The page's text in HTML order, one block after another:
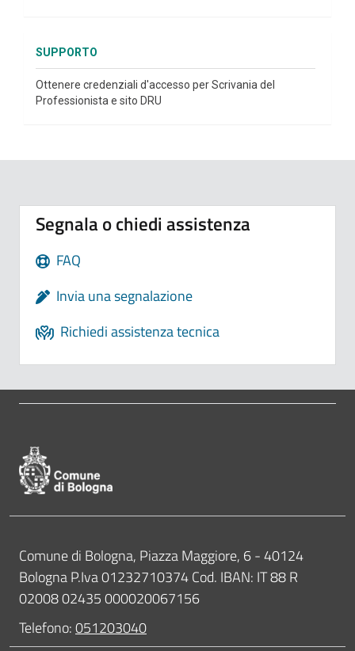
SUPPORTO
Ottenere credenziali d'accesso per Scrivania del
Professionista e sito DRU
Segnala o chiedi assistenza
FAQ
Invia una segnalazione
Richiedi assistenza tecnica
Contatti
Comune di Bologna, Piazza Maggiore, 6 - 40124
Bologna P.Iva 01232710374 Cod. IBAN: IT 88 R
02008 02435 000020067156
Telefono:051203040